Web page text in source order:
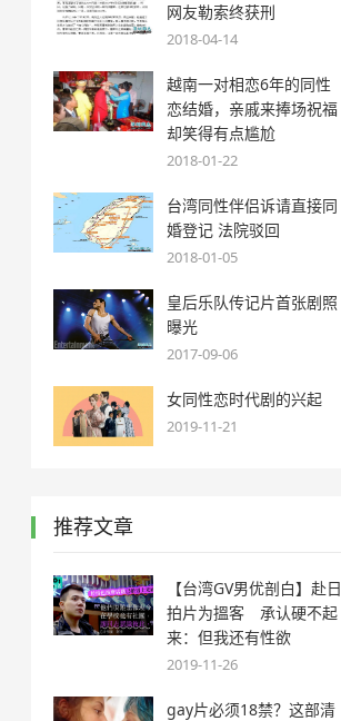
网友勒索终获刑
2018-04-14
越南一对相恋6年的同性
恋结婚，亲戚来捧场祝福
却笑得有点尴尬
2018-01-22
台湾同性伴侣诉请直接同
婚登记 法院驳回
2018-01-05
皇后乐队传记片首张剧照
曝光
2017-09-06
女同性恋时代剧的兴起
2019-11-21
推荐文章
【台湾GV男优剖白】赴日
拍片为搵客 承认硬不起
来：但我还有性欲
2019-11-26
gay片必须18禁？这部清